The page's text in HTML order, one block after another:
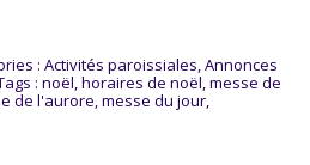
: Activités paroissiales,Annonces
: noël,horaires de noël,messe de
de l'aurore,messe du jour,